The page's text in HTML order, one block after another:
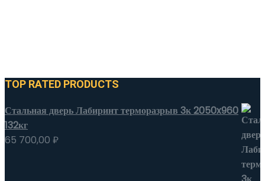
TOP RATED PRODUCTS
Стальная дверь Лабиринт терморазрыв 3к 2050x960
132кг
65 700,00 ₽